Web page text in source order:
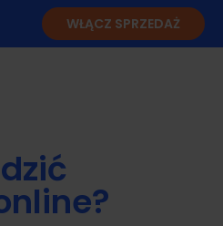
WŁĄCZ SPRZEDAŻ